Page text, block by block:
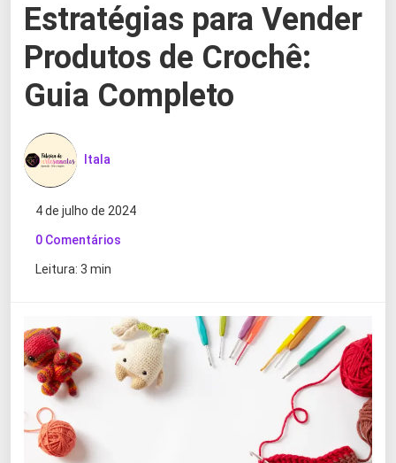
Estratégias para Vender
Produtos de Crochê:
Guia Completo
Itala
4 de julho de 2024
0 Comentários
Leitura: 3 min